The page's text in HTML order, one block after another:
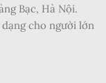
Bạc, Hà Nội.
cho người lớn